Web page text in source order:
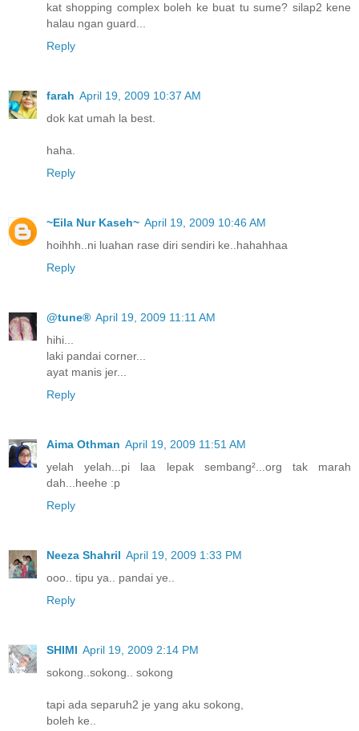
kat shopping complex boleh ke buat tu sume? silap2 kene
halau ngan guard...
Reply
farah April 19, 2009 10:37 AM
dok kat umah la best.
haha.
Reply
~Eila Nur Kaseh~ April 19, 2009 10:46 AM
hoihhh..ni luahan rase diri sendiri ke..hahahhaa
Reply
@tune® April 19, 2009 11:11 AM
hihi...
laki pandai corner...
ayat manis jer...
Reply
Aima Othman April 19, 2009 11:51 AM
yelah yelah...pi laa lepak sembang²...org tak marah
dah...heehe :p
Reply
Neeza Shahril April 19, 2009 1:33 PM
ooo.. tipu ya.. pandai ye..
Reply
SHIMI April 19, 2009 2:14 PM
sokong..sokong.. sokong
tapi ada separuh2 je yang aku sokong,
boleh ke..